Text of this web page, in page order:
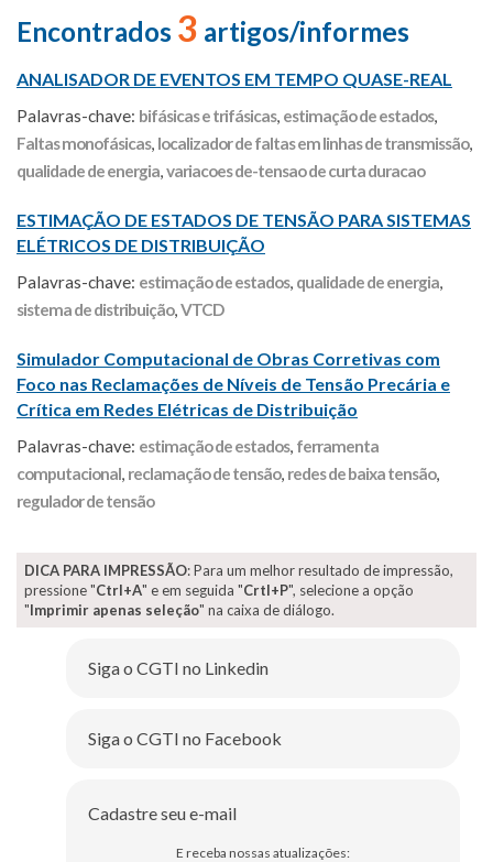
Encontrados 3 artigos/informes
ANALISADOR DE EVENTOS EM TEMPO QUASE-REAL
Palavras-chave: bifásicas e trifásicas, estimação de estados,
Faltas monofásicas, localizador de faltas em linhas de transmissão,
qualidade de energia,variacoes de-tensao de curta duracao
ESTIMAÇÃO DE ESTADOS DE TENSÃO PARA SISTEMAS
ELÉTRICOS DE DISTRIBUIÇÃO
Palavras-chave: estimação de estados, qualidade de energia,
sistema de distribuição,VTCD
Simulador Computacional de Obras Corretivas com
Foco nas Reclamações de Níveis de Tensão Precária e
Crítica em Redes Elétricas de Distribuição
Palavras-chave: estimação de estados, ferramenta
computacional, reclamação de tensão, redes de baixa tensão,
regulador de tensão
DICA PARA IMPRESSÃO: Para um melhor resultado de impressão,
pressione "Ctrl+A" e em seguida "Crtl+P", selecione a opção
"Imprimir apenas seleção" na caixa de diálogo.
Siga o CGTI no Linkedin
Siga o CGTI no Facebook
Cadastre seu e-mail
E receba nossas atualizações: